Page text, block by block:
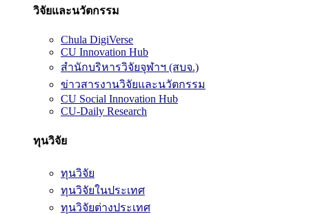
วิจัยและนวัตกรรม
Chula DigiVerse
CU Innovation Hub
สำนักบริหารวิจัยจุฬาฯ (สบจ.)
ข่าวสารงานวิจัยและนวัตกรรม
CU Social Innovation Hub
CU-Daily Research
ทุนวิจัย
ทุนวิจัย
ทุนวิจัยในประเทศ
ทุนวิจัยต่างประเทศ